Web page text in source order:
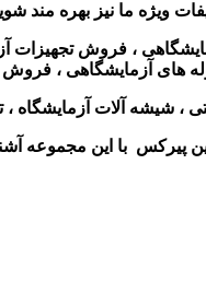
ویژه ما نیز بهره مند
، فروش
های آزمایشگاهی ،
، شیشه آلات آزمایشگاه ،
پیرکس با این مجموعه